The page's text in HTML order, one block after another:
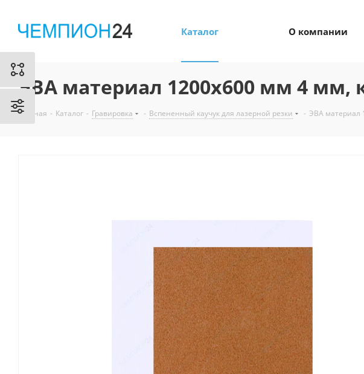
Каталог О компании
ЭВА материал 1200х600 мм 4
Главная - Каталог - Гравировка - Вспененный каучук для лазерной резки - ЭВА материал